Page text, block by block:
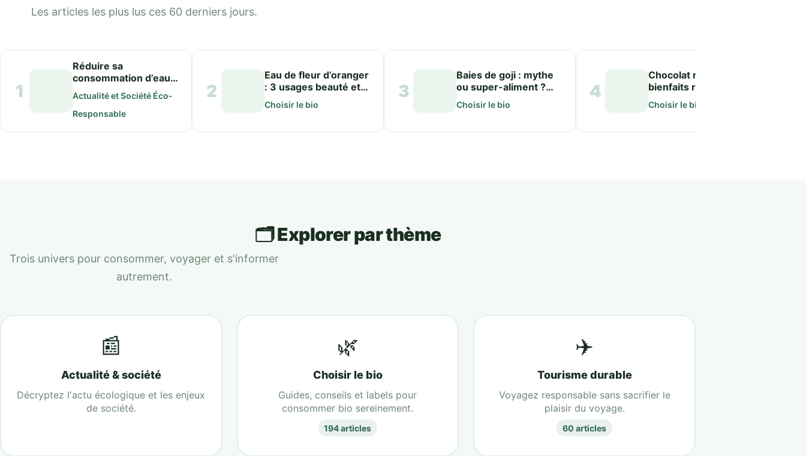
Les articles les plus lus ces 60 derniers jours.
1
Réduire sa
consommation d’eau
en cas de chaleur : 7
gestes simples
Actualité et Société Éco-
Responsable
2
Eau de fleur d’oranger
: 3 usages beauté et
cuisine à connaître
Choisir le bio
3
Baies de goji : mythe
ou super-aliment ?
Analyse scientifique
Choisir le bio
4
Chocolat noir 70% :
bienfaits réels et
portion idéale
Choisir le bio
🗂 Explorer par thème
Trois univers pour consommer, voyager et s'informer
autrement.
📰
Actualité & société
Décryptez l'actu écologique et les enjeux
de société.
🌿
Choisir le bio
Guides, conseils et labels pour
consommer bio sereinement.
194 articles
✈️
Tourisme durable
Voyagez responsable sans sacrifier le
plaisir du voyage.
60 articles